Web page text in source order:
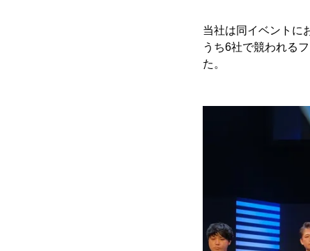
当社は同イベントに
うち6社で競われる
た。